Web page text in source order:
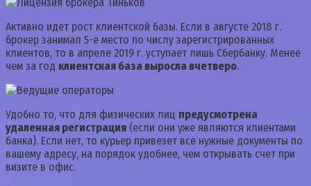
Активно идет рост клиентской базы. Если в августе 2018 г.
брокер занимал 5-е место по числу зарегистрированных
клиентов, то в апреле 2019 г. уступает лишь Сбербанку. Менее
чем за год клиентская база выросла вчетверо.
Удобно то, что для физических лиц предусмотрена
удаленная регистрация (если они уже являются клиентами
банка). Если нет, то курьер привезет все нужные документы по
вашему адресу, на порядок удобнее, чем открывать счет при
визите в офис.